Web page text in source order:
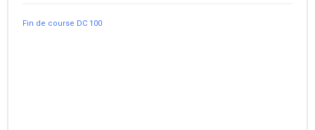
Fin de course DC 100